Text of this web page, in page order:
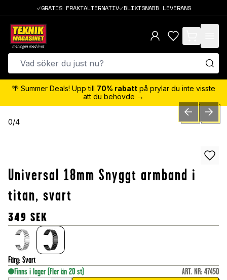
GRATIS FRAKTALTERNATIV BLIXTSNABB LEVERANS
items in cart,
🌴 Summer Deals! Upp till 70% rabatt på prylar du inte visste
att du behövde →
0/4 PREVIOUSNEXT
Universal 18mm Snyggt armband i
titan, svart
349 SEK
Färg: Svart
Finns i lager (Fler än 20 st) ART. NR: 47450